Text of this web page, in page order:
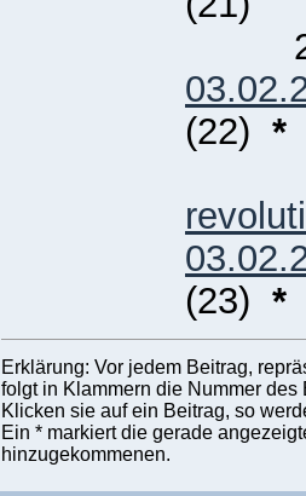
(22) *
(23) *
Erklärung: Vor jedem Beitrag,
folgt in Klammern die Nummer des
Klicken sie auf ein Beitrag, so
Ein * markiert die gerade
hinzugekommenen.